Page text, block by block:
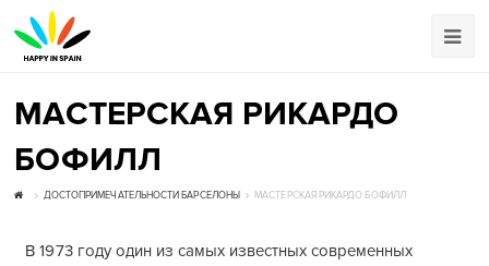
МАСТЕРСКАЯ РИКАРДО
БОФИЛЛ
ДОСТОПРИМЕЧАТЕЛЬНОСТИ БАРСЕЛОНЫ МАСТЕРСКАЯ РИКАРДО БОФИЛЛ
В 1973 году один из самых известных современных